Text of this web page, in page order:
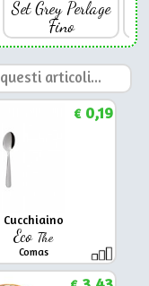
Set Grey Perlage
Fino
articoli...
Cucchiaino
Eco The
Comas
€0,19